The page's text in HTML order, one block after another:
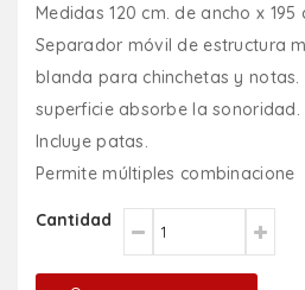
Medidas 120 cm. de ancho x 195
Separador móvil de estructura
blanda para chinchetas y notas.
superficie absorbe la sonoridad.
Incluye patas.
Permite múltiples combinacione
Cantidad